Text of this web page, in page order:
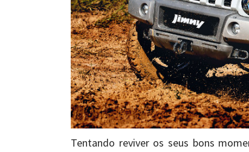
Tentando reviver os seus bons